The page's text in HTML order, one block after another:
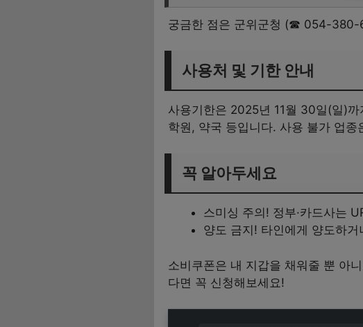
궁금한 점은 군위군청 (☎ 054-380-
사용처 및 기한 안내
사용기한은 2025년 11월 30일(일)
학원, 약국 등입니다. 사용 불가 업
꼭 알아두세요
스미싱 주의! 정부·카드사는
양도 금지! 타인에게 양도하
소비쿠폰은 내 지갑을 채워줄 뿐 아
다면 꼭 신청해보세요!